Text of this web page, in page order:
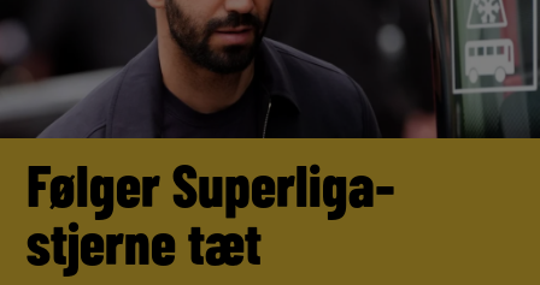
Følger Superliga-
stjerne tæt